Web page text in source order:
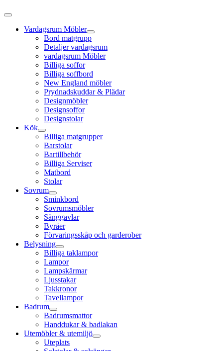
Vardagsrum Möbler
Bord matgrupp
Detaljer vardagsrum
vardagsrum Möbler
Billiga soffor
Billiga soffbord
New England möbler
Prydnadskuddar & Plädar
Designmöbler
Designsoffor
Designstolar
Kök
Billiga matgrupper
Barstolar
Bartillbehör
Billiga Serviser
Matbord
Stolar
Sovrum
Sminkbord
Sovrumsmöbler
Sänggavlar
Byråer
Förvaringsskåp och garderober
Belysning
Billiga taklampor
Lampor
Lampskärmar
Ljusstakar
Takkronor
Tavellampor
Badrum
Badrumsmattor
Handdukar & badlakan
Utemöbler & utemiljö
Uteplats